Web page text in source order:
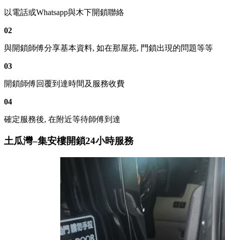
以電話或Whatsapp與木下開鎖聯絡
02
與開鎖師傅分享基本資料, 如在那屋苑, 門鎖出現的問題等等
03
開鎖師傅回覆到達時間及服務收費
04
確定服務後, 在附近等待師傅到達
土瓜灣–集安樓開鎖24小時服務